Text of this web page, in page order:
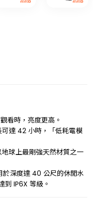
看時，亮度更高。
達 42 小時，「低耗電模
球上最剛強天然材質之一
深度達 40 公尺的休閒水
到 IP6X 等級。